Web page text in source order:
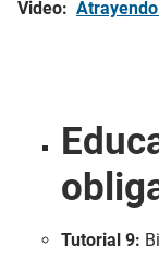
Video:
Tutorial 9: